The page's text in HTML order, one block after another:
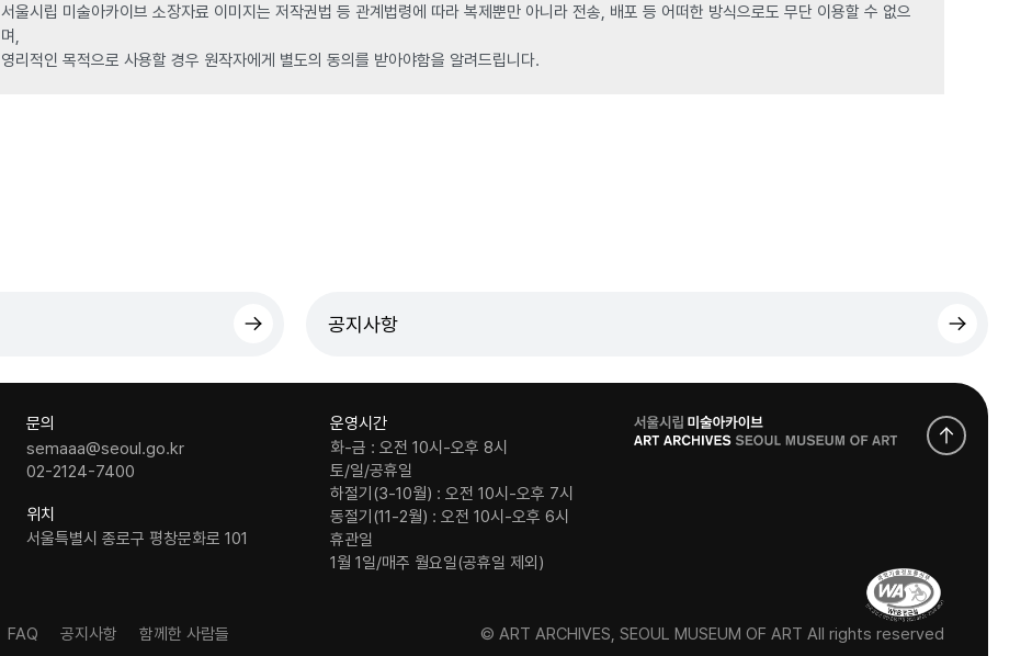
서울시립 미술아카이브 소장자료 이미지는 저작권법 등 관계법령에 따라 복제뿐만 아니라 전송, 배포 등 어떠한 방식으로도 무단 이용할 수 없으
며,
영리적인 목적으로 사용할 경우 원작자에게 별도의 동의를 받아야함을 알려드립니다.
공지사항
문의
semaaa@seoul.go.kr
02-2124-7400
위치
서울특별시 종로구 평창문화로 101
운영시간
화-금 : 오전 10시-오후 8시
토/일/공휴일
하절기(3-10월) : 오전 10시-오후 7시
동절기(11-2월) : 오전 10시-오후 6시
휴관일
1월 1일/매주 월요일(공휴일 제외)
로
고
FAQ 공지사항 함께한 사람들 © ART ARCHIVES, SEOUL MUSEUM OF ART All rights reserved